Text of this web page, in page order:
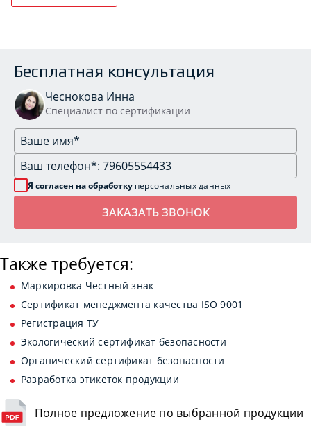
Бесплатная консультация
Чеснокова Инна
Специалист по сертификации
Я согласен на обработку персональных данных
Также требуется:
Маркировка Честный знак
Сертификат менеджмента качества ISO 9001
Регистрация ТУ
Экологический сертификат безопасности
Органический сертификат безопасности
Разработка этикеток продукции
Полное предложение по выбранной продукции